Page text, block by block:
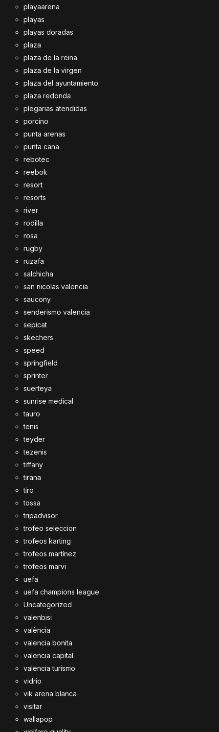
playaarena
playas
playas doradas
plaza
plaza de la reina
plaza de la virgen
plaza del ayuntamiento
plaza redonda
plegarias atendidas
porcino
punta arenas
punta cana
rebotec
reebok
resort
resorts
river
rodilla
rosa
rugby
ruzafa
salchicha
san nicolas valencia
saucony
senderismo valencia
sepicat
skechers
speed
springfield
sprinter
suerteya
sunrise medical
tauro
tenis
teyder
tezenis
tiffany
tirana
tiro
tossa
tripadvisor
trofeo seleccion
trofeos karting
trofeos martínez
trofeos marvi
uefa
uefa champions league
Uncategorized
valenbisi
valència
valencia bonita
valencia capital
valencia turismo
vidrio
vik arena blanca
visitar
wallapop